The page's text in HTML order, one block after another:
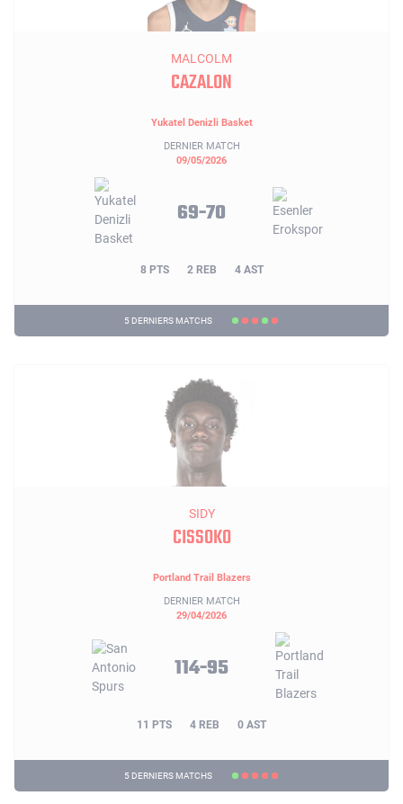
MALCOLM
CAZALON
Yukatel Denizli Basket
DERNIER MATCH
09/05/2026
69-70
8 PTS 2 REB 4 AST
5 DERNIERS MATCHS
SIDY
CISSOKO
Portland Trail Blazers
DERNIER MATCH
29/04/2026
114-95
11 PTS 4 REB 0 AST
5 DERNIERS MATCHS